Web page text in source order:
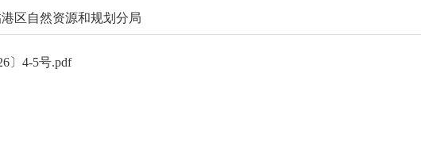
区自然资源和规划分局
〕4-5号.pdf